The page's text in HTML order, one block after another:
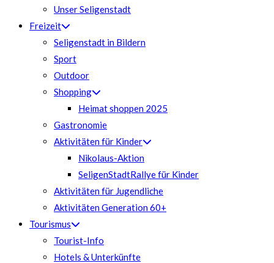
Unser Seligenstadt
Freizeit
Seligenstadt in Bildern
Sport
Outdoor
Shopping
Heimat shoppen 2025
Gastronomie
Aktivitäten für Kinder
Nikolaus-Aktion
SeligenStadtRallye für Kinder
Aktivitäten für Jugendliche
Aktivitäten Generation 60+
Tourismus
Tourist-Info
Hotels & Unterkünfte